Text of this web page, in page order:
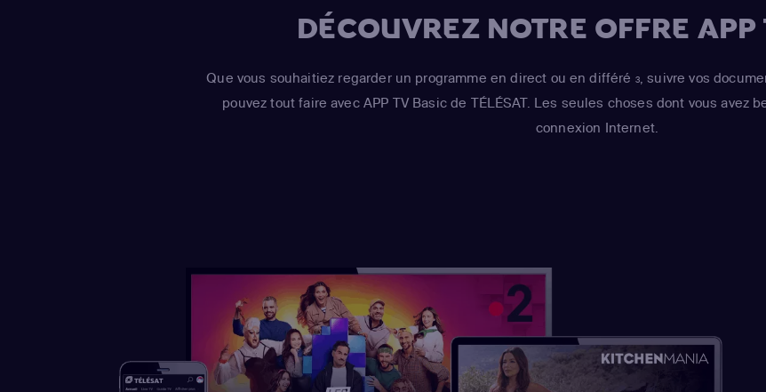
(Jorah
(Tyrion)
DÉCOUVREZ NOTRE OFFRE
Que vous souhaitiez regarder un programme en direct ou en différé 3, suivre vos
pouvez tout faire avec APP TV Basic de TÉLÉSAT. Les seules choses dont vous avez
connexion Internet.